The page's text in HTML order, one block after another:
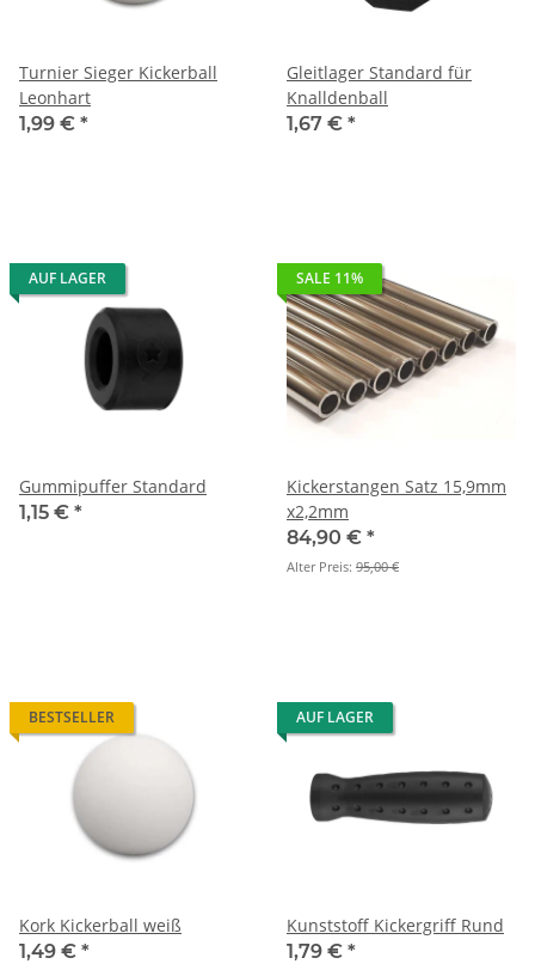
Turnier Sieger Kickerball
Leonhart
1,99 € *
Gleitlager Standard für
Knalldenball
1,67 € *
AUF LAGER
Gummipuffer Standard
1,15 € *
SALE 11%
Kickerstangen Satz 15,9mm
x2,2mm
84,90 € *
Alter Preis: 95,00 €
BESTSELLER
Kork Kickerball weiß
1,49 € *
AUF LAGER
Kunststoff Kickergriff Rund
1,79 € *